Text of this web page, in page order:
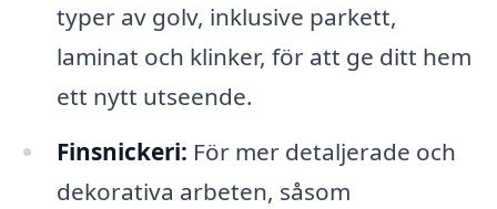
typer av golv, inklusive parkett,
laminat och klinker, för att ge ditt hem
ett nytt utseende.
Finsnickeri: För mer detaljerade och
dekorativa arbeten, såsom